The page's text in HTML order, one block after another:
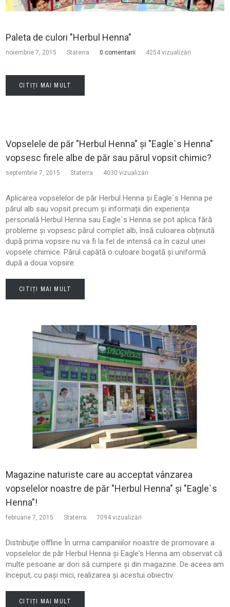
Paleta de culori "Herbul Henna"
noiembrie 7, 2015 Staterra 0 comentarii 4254 vizualizări
CITIȚI MAI MULT
Vopselele de păr "Herbul Henna" și "Eagle`s Henna"
vopsesc firele albe de păr sau părul vopsit chimic?
septembrie 7, 2015 Staterra 4030 vizualizări
Aplicarea vopselelor de păr Herbul Henna și Eagle`s Henna pe
părul alb sau vopsit precum și informații din experiența
personală Herbul Henna sau Eagle`s Henna se pot aplica fără
probleme și vopsesc părul complet alb, însă culoarea obținută
după prima vopsire nu va fi la fel de intensă ca în cazul unei
vopsele chimice. Părul capătă o culoare bogată și uniformă
după a doua vopsire.
CITIȚI MAI MULT
Magazine naturiste care au acceptat vânzarea
vopselelor noastre de păr "Herbul Henna" și "Eagle`s
Henna"!
februarie 7, 2015 Staterra 7094 vizualizări
Distribuţie offline În urma campaniilor noastre de promovare a
vopselelor de păr Herbul Henna și Eagle's Henna am observat că
multe pesoane ar dori să cumpere și din magazine. De aceea am
început, cu pași mici, realizarea și acestui obiectiv.
CITIȚI MAI MULT